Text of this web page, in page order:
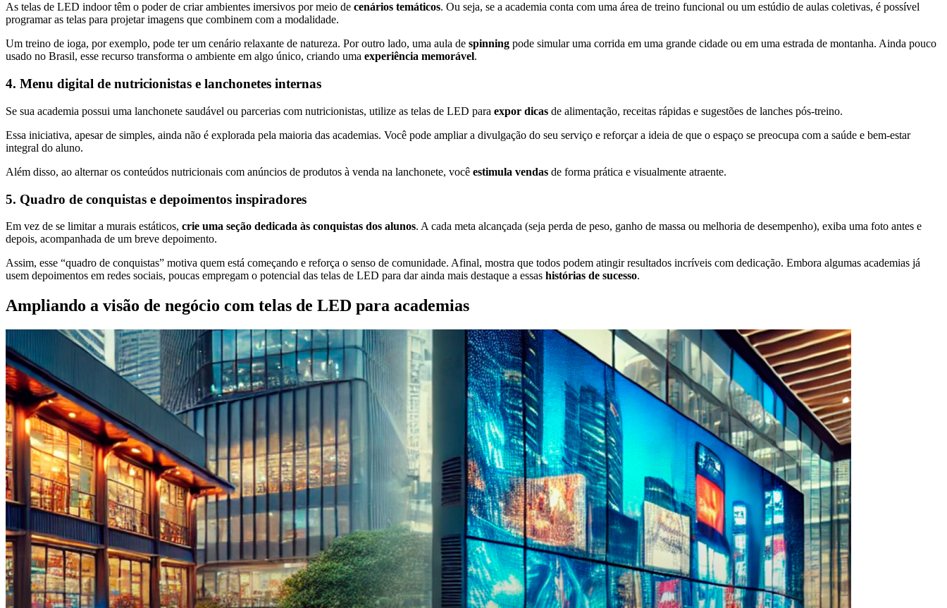
As telas de LED indoor têm o poder de criar ambientes imersivos por meio de cenários temáticos. Ou seja, se a academia conta com uma área de treino funcional ou um estúdio de aulas coletivas, é possível
programar as telas para projetar imagens que combinem com a modalidade.
Um treino de ioga, por exemplo, pode ter um cenário relaxante de natureza. Por outro lado, uma aula de spinning pode simular uma corrida em uma grande cidade ou em uma estrada de montanha. Ainda pouco
usado no Brasil, esse recurso transforma o ambiente em algo único, criando uma experiência memorável.
4. Menu digital de nutricionistas e lanchonetes internas
Se sua academia possui uma lanchonete saudável ou parcerias com nutricionistas, utilize as telas de LED para expor dicas de alimentação, receitas rápidas e sugestões de lanches pós-treino.
Essa iniciativa, apesar de simples, ainda não é explorada pela maioria das academias. Você pode ampliar a divulgação do seu serviço e reforçar a ideia de que o espaço se preocupa com a saúde e bem-estar
integral do aluno.
Além disso, ao alternar os conteúdos nutricionais com anúncios de produtos à venda na lanchonete, você estimula vendas de forma prática e visualmente atraente.
5. Quadro de conquistas e depoimentos inspiradores
Em vez de se limitar a murais estáticos, crie uma seção dedicada às conquistas dos alunos. A cada meta alcançada (seja perda de peso, ganho de massa ou melhoria de desempenho), exiba uma foto antes e
depois, acompanhada de um breve depoimento.
Assim, esse “quadro de conquistas” motiva quem está começando e reforça o senso de comunidade. Afinal, mostra que todos podem atingir resultados incríveis com dedicação. Embora algumas academias já
usem depoimentos em redes sociais, poucas empregam o potencial das telas de LED para dar ainda mais destaque a essas histórias de sucesso.
Ampliando a visão de negócio com telas de LED para academias